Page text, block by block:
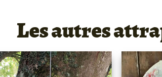
Les autres